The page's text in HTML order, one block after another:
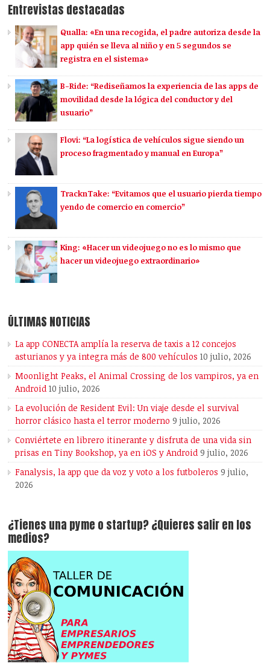
Entrevistas destacadas
Qualla: «En una recogida, el padre autoriza desde la
app quién se lleva al niño y en 5 segundos se
registra en el sistema»
B-Ride: “Rediseñamos la experiencia de las apps de
movilidad desde la lógica del conductor y del
usuario”
Flovi: “La logística de vehículos sigue siendo un
proceso fragmentado y manual en Europa”
TracknTake: “Evitamos que el usuario pierda tiempo
yendo de comercio en comercio”
King: «Hacer un videojuego no es lo mismo que
hacer un videojuego extraordinario»
ÚLTIMAS NOTICIAS
La app CONECTA amplía la reserva de taxis a 12 concejos
asturianos y ya integra más de 800 vehículos 10 julio, 2026
Moonlight Peaks, el Animal Crossing de los vampiros, ya en
Android 10 julio, 2026
La evolución de Resident Evil: Un viaje desde el survival
horror clásico hasta el terror moderno 9 julio, 2026
Conviértete en librero itinerante y disfruta de una vida sin
prisas en Tiny Bookshop, ya en iOS y Android 9 julio, 2026
Fanalysis, la app que da voz y voto a los futboleros 9 julio,
2026
¿Tienes una pyme o startup? ¿Quieres salir en los
medios?